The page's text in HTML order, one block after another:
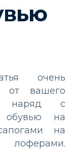
очень
от вашего
наряд с
обувью на
на